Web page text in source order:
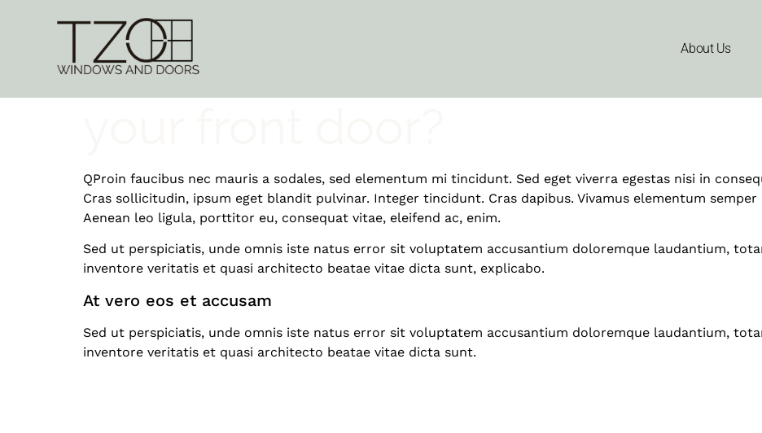
About Us
How to choose the right door
QProin faucibus nec mauris a sodales, sed elementum mi tincidunt. Sed eget viverra egestas nisi in
Cras sollicitudin, ipsum eget blandit pulvinar. Integer tincidunt. Cras dapibus. Vivamus elementum
Aenean leo ligula, porttitor eu, consequat vitae, eleifend ac, enim.
Sed ut perspiciatis, unde omnis iste natus error sit voluptatem accusantium doloremque laudantium,
inventore veritatis et quasi architecto beatae vitae dicta sunt, explicabo.
At vero eos et accusam
Sed ut perspiciatis, unde omnis iste natus error sit voluptatem accusantium doloremque laudantium,
inventore veritatis et quasi architecto beatae vitae dicta sunt.